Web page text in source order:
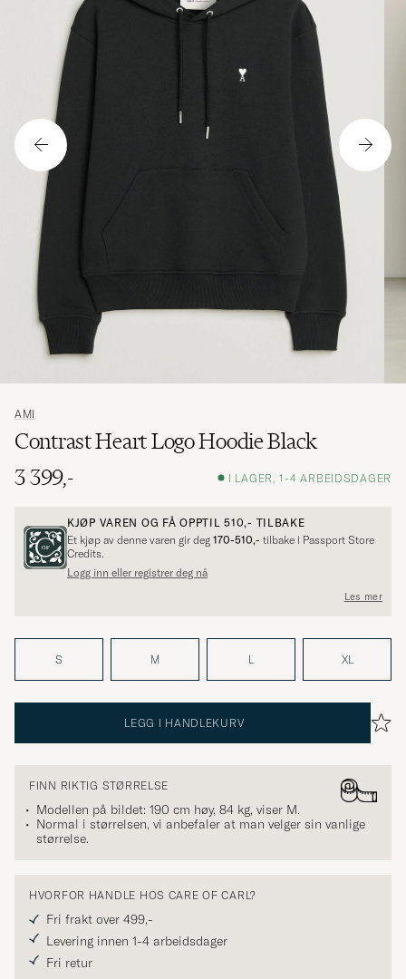
AMI
Contrast Heart Logo Hoodie Black
3 399,-
I LAGER, 1-4 ARBEIDSDAGER
KJØP VAREN OG FÅ OPPTIL510,- TILBAKE
Et kjøp av denne varen gir deg 170-510,- tilbake i Passport Store
Credits.
Logg inn eller registrer deg nå
Les mer
S M L XL
LEGG I HANDLEKURV
FINN RIKTIG STØRRELSE
Modellen på bildet: 190 cm høy, 84 kg, viser M.
Normal i størrelsen, vi anbefaler at man velger sin vanlige
størrelse.
HVORFOR HANDLE HOS CARE OF CARL?
Fri frakt over 499,-
Levering innen 1-4 arbeidsdager
Fri retur